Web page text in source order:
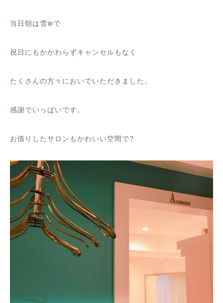
当日朝は雪❄️で
祝日にもかかわらずキャンセルもなく
たくさんの方々においでいただきました。
感謝でいっぱいです。
お借りしたサロンもかわいい空間で?